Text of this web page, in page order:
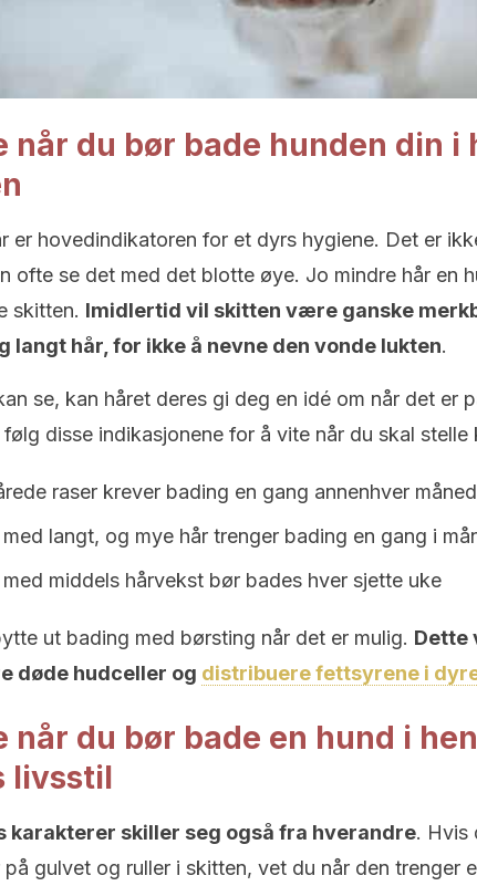
når du bør bade hunden din i
er hovedindikatoren for et dyrs hygiene. Det er
ofte se det med det blotte øye. Jo mindre hår en
skitten. Imidlertid vil skitten være ganske
langt hår, for ikke å nevne den vonde lukten.
se, kan håret deres gi deg en idé om når det er
følg disse indikasjonene for å vite når du skal
raser krever bading en gang annenhver måned
med langt, og mye hår trenger bading en gang i
med middels hårvekst bør bades hver sjette uke
ut bading med børsting når det er mulig. Dette
døde hudceller og distribuere fettsyrene i
når du bør bade en hund i
livsstil
karakterer skiller seg også fra hverandre. Hvis
gulvet og ruller i skitten, vet du når den trenger